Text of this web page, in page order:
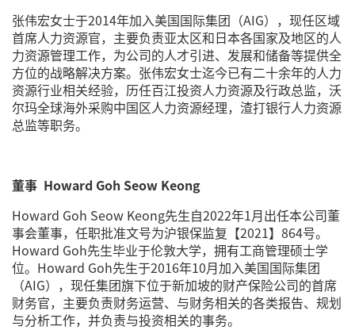
张伟宏女士于2014年加入美国国际集团（AIG），现任区域
首席人力资源官，主要负责亚太区和日本各国家及地区的人
力资源管理工作，为公司的人才引进、发展和储备等提供全
方位的战略解决方案。张伟宏女士迄今已有二十余年的人力
资源行业相关经验，历任百江投资人力资源及行政总监，沃
尔玛全球海外采购中国区人力资源经理，渣打银行人力资源
总监等职务。
董事 Howard Goh Seow Keong
Howard Goh Seow Keong先生自2022年1月出任本公司董
事会董事，任职批准文号为沪银保监复【2021】864号。
Howard Goh先生毕业于伦敦大学，拥有工商管理硕士学
位。Howard Goh先生于2016年10月加入美国国际集团
（AIG），现任集团旗下位于新加坡的财产保险公司的首席
财务官，主要负责财务运营、与财务相关的各类报告、规划
与分析工作，并负责与投资相关的事务。